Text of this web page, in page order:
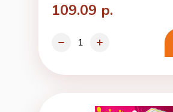
109.09 р.